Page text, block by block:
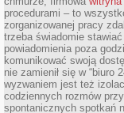
procedurami – to
zorganizowanej pracy
trzeba świadomie
powiadomienia poza
komunikować swoją
nie zamienił się w “biuro
wyzwaniem jest też
codziennych rozmów
spontanicznych spotkań